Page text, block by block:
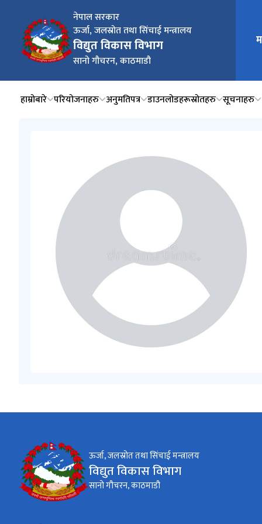
नेपाल सरकार
ऊर्जा, जलस्रोत तथा सिंचाई मन्त्रालय
विद्युत विकास विभाग
सानो गौचरन, काठमाडौ
मुख्य
हाम्रोबारे परियोजनाहरु अनुमतिपत्र डाउनलोडहरूस्रोतहरु सूचनाहरु
ऊर्जा, जलस्रोत तथा सिंचाई मन्त्रालय
विद्युत विकास विभाग
सानो गौचरन, काठमाडौ